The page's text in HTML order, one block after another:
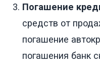
Погашение
средств от
погашение
погашения банк